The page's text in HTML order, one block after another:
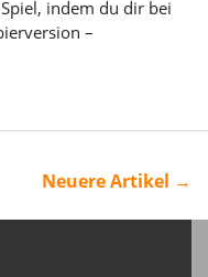
indem du dir bei
–
Neuere Artikel →